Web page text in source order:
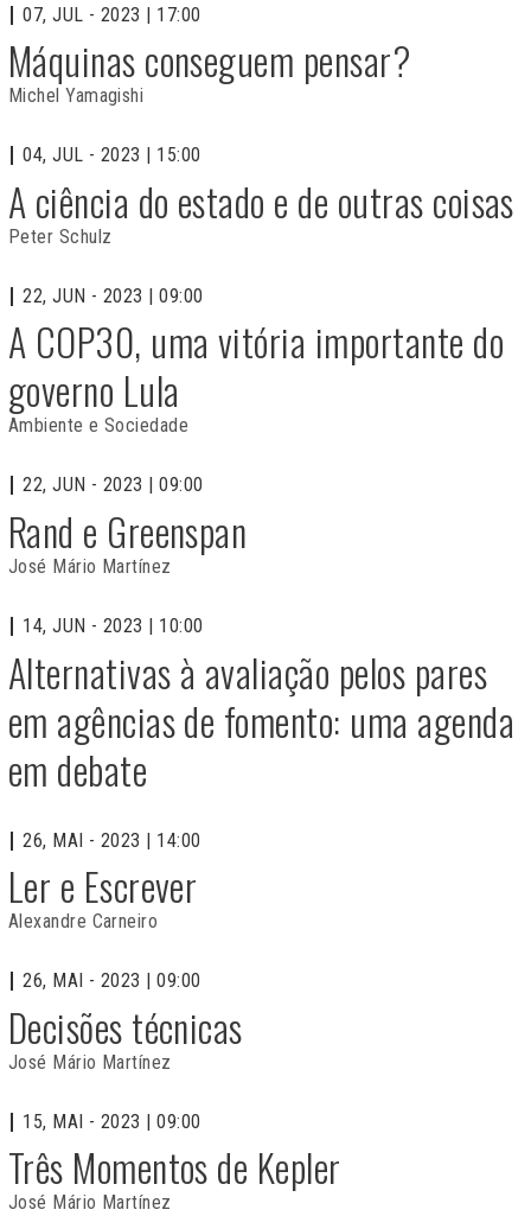
07, JUL - 2023 | 17:00
Máquinas conseguem pensar?
Michel Yamagishi
04, JUL - 2023 | 15:00
A ciência do estado e de outras coisas
Peter Schulz
22, JUN - 2023 | 09:00
A COP30, uma vitória importante do
governo Lula
Ambiente e Sociedade
22, JUN - 2023 | 09:00
Rand e Greenspan
José Mário Martínez
14, JUN - 2023 | 10:00
Alternativas à avaliação pelos pares
em agências de fomento: uma agenda
em debate
26, MAI - 2023 | 14:00
Ler e Escrever
Alexandre Carneiro
26, MAI - 2023 | 09:00
Decisões técnicas
José Mário Martínez
15, MAI - 2023 | 09:00
Três Momentos de Kepler
José Mário Martínez